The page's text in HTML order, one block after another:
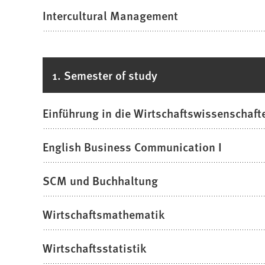
Intercultural Management
1. Semester of study
Einführung in die
English Business Communication I
SCM und Buchhaltung
Wirtschaftsmathematik
Wirtschaftsstatistik